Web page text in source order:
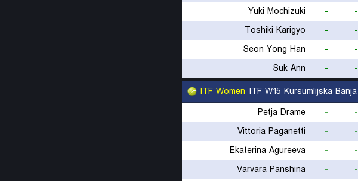
Yuki Mochizuki
- -
Toshiki Karigyo
- -
Seon Yong Han
- -
Suk Ann
- -
ITF Women ITF W15 Kursumlijska Banja
Petja Drame
- -
Vittoria Paganetti
- -
Ekaterina Agureeva
- -
Varvara Panshina
- -